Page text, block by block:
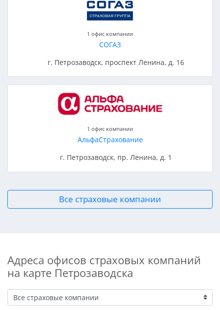
1 офис компании
СОГАЗ
г. Петрозаводск, проспект Ленина, д. 16
1 офис компании
АльфаСтрахование
г. Петрозаводск, пр. Ленина, д. 1
Все страховые компании
Адреса офисов страховых компаний
на карте Петрозаводска